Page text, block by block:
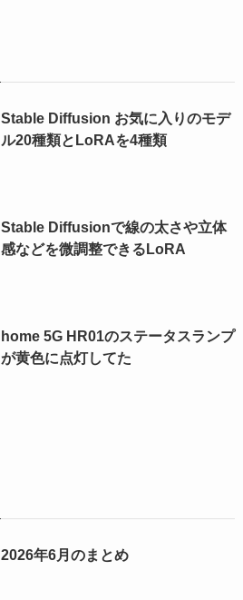
Stable Diffusion お気に入りのモデ
ル20種類とLoRAを4種類
Stable Diffusionで線の太さや立体
感などを微調整できるLoRA
home 5G HR01のステータスランプ
が黄色に点灯してた
2026年6月のまとめ